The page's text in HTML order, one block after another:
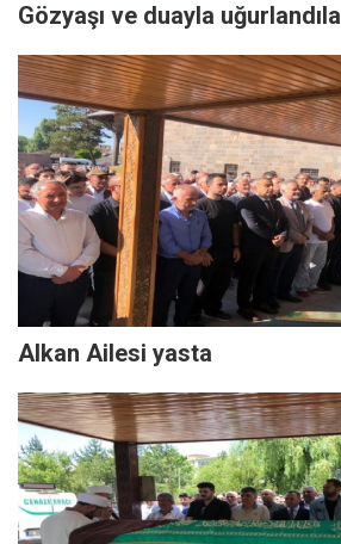
Gözyaşı ve duayla
Alkan Ailesi yasta